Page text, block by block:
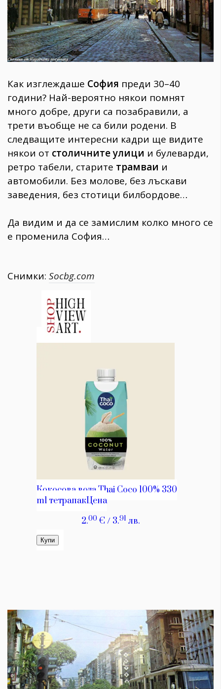
Здраве 389
Gentlemen
382
Wellness
1816
ПОСЛЕДВАЙТЕ
НИ
Как изглеждаше София преди 30–40
години? Най-вероятно някои помнят
много добре, други са позабравили, а
трети въобще не са били родени. В
следващите интересни кадри ще видите
някои от столичните улици и булеварди,
ретро табели, старите трамваи и
автомобили. Без молове, без лъскави
заведения, без стотици билбордове…
Да видим и да се замислим колко много се
е променила София…
Снимки: Socbg.com